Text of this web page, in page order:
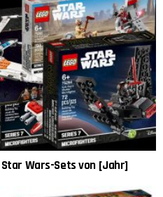
Star Wars-Sets von [Jahr]